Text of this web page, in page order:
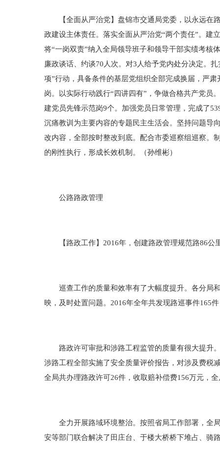
【全面从严治党】盘锦市交通局党委，以永远在路
政建设主体责任。落实全面从严治党“两个责任”。建
将“一岗双责”纳入全局领导班子和领导干部实绩考核
廉政谈话、约谈70人次。对3人给予党内处分决定。
项”行动，具备条件的基层党组织全部完成换届，严
岗。以实际行动践行“四讲四有”，争做合格共产党员
建党员先锋示范岗9个。加强党员日常管理，完成了
沉痛教训为主要内容的专题民主生活会。坚持问题导
改内容，全部按时整改到底。配合市委巡察组巡察。
的刚性执行，形成长效机制。（孙维彬）
公路路政管理
【路政工作】2016年，创建路政管理规范路86公
巡查工作的质量和效率有了大幅度提升。各分局和
映，及时处置问题。2016年全年共发现路巡事件165
路政许可审批和涉路工程监管的质量有很大提升。
涉路工程全部实施了安全质量评价报告，对涉及费税
全局共办理路政许可26件，收取赔补偿费156万元，
全力开展路域环境整治。按照省局工作部署，全局
安等部门联合解决了田庄台、于楼大桥桥下堆占、骑